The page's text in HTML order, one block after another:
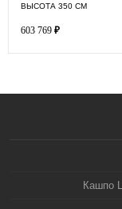
ВЫСОТА 350 СМ
603 769 ₽
Кашпо